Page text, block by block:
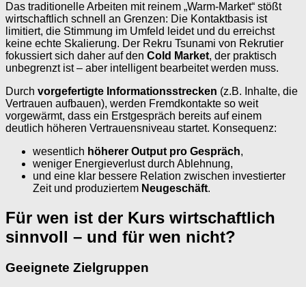
Das traditionelle Arbeiten mit reinem „Warm-Market“ stößt
wirtschaftlich schnell an Grenzen: Die Kontaktbasis ist
limitiert, die Stimmung im Umfeld leidet und du erreichst
keine echte Skalierung. Der Rekru Tsunami von Rekrutier
fokussiert sich daher auf den Cold Market, der praktisch
unbegrenzt ist – aber intelligent bearbeitet werden muss.
Durch vorgefertigte Informationsstrecken (z.B. Inhalte, die
Vertrauen aufbauen), werden Fremdkontakte so weit
vorgewärmt, dass ein Erstgespräch bereits auf einem
deutlich höheren Vertrauensniveau startet. Konsequenz:
wesentlich höherer Output pro Gespräch,
weniger Energieverlust durch Ablehnung,
und eine klar bessere Relation zwischen investierter
Zeit und produziertem Neugeschäft.
Für wen ist der Kurs wirtschaftlich
sinnvoll – und für wen nicht?
Geeignete Zielgruppen